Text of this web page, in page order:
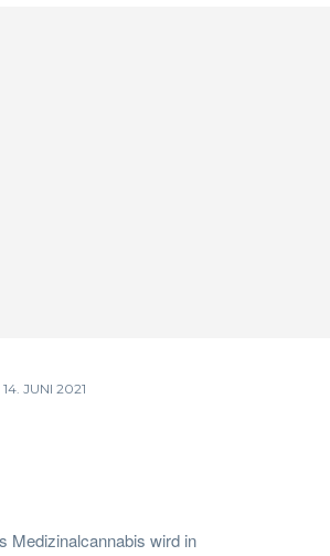
14. JUNI 2021
Medizinalcannabis wird in